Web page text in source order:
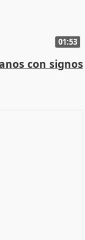
01:53
con signos